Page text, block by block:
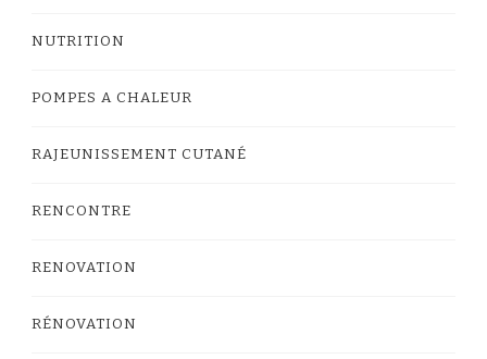
NUTRITION
POMPES A CHALEUR
RAJEUNISSEMENT CUTANÉ
RENCONTRE
RENOVATION
RÉNOVATION